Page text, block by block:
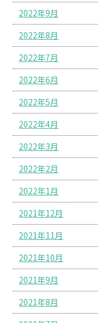
2022年9月
2022年8月
2022年7月
2022年6月
2022年5月
2022年4月
2022年3月
2022年2月
2022年1月
2021年12月
2021年11月
2021年10月
2021年9月
2021年8月